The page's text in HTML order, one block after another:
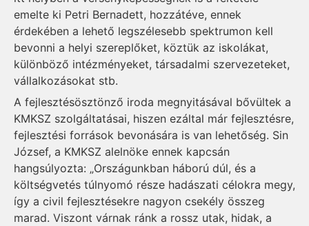
emelte ki Petri Bernadett, hozzátéve, ennek
érdekében a lehető legszélesebb spektrumon kell
bevonni a helyi szereplőket, köztük az iskolákat,
különböző intézményeket, társadalmi szervezeteket,
vállalkozásokat stb.
A fejlesztésösztönző iroda megnyitásával bővültek a
KMKSZ szolgáltatásai, hiszen ezáltal már fejlesztésre,
fejlesztési források bevonására is van lehetőség. Sin
József, a KMKSZ alelnöke ennek kapcsán
hangsúlyozta: „Országunkban háború dúl, és a
költségvetés túlnyomó része hadászati célokra megy,
így a civil fejlesztésekre nagyon csekély összeg
marad. Viszont várnak ránk a rossz utak, hidak, a